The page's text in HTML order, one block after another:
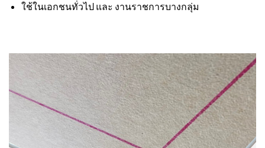
ใช้ในเอกชนทั่วไป และ งานราชการบางกลุ่ม